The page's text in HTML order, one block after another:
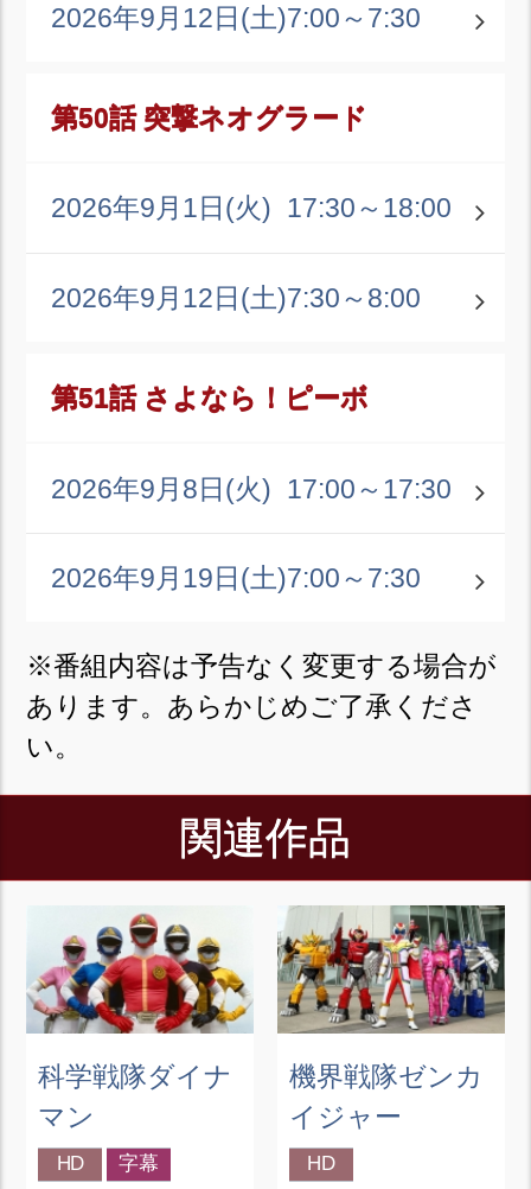
2026年9月12日(土)7:00～7:30
第50話 突撃ネオグラード
2026年9月1日(火) 17:30～18:00
2026年9月12日(土)7:30～8:00
第51話 さよなら！ピーボ
2026年9月8日(火) 17:00～17:30
2026年9月19日(土)7:00～7:30
※番組内容は予告なく変更する場合が
あります。あらかじめご了承くださ
い。
関連作品
科学戦隊ダイナ
マン
HD 字幕
機界戦隊ゼンカ
イジャー
HD